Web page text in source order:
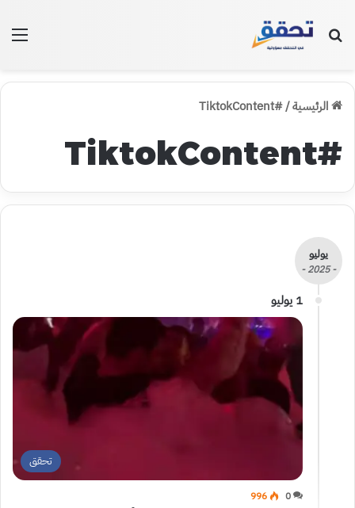
بحث عن
الرئيسية/
#TiktokContent
#TiktokContent
يوليو
- 2025 -
1 يوليو
تحقق
0
996